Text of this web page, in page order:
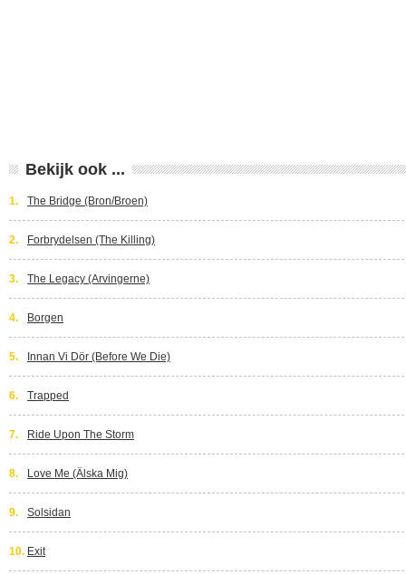
Bekijk ook ...
1. The Bridge (Bron/Broen)
2. Forbrydelsen (The Killing)
3. The Legacy (Arvingerne)
4. Borgen
5. Innan Vi Dör (Before We Die)
6. Trapped
7. Ride Upon The Storm
8. Love Me (Älska Mig)
9. Solsidan
10. Exit